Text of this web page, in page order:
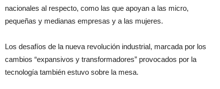
nacionales al respecto, como las que apoyan a las micro,
pequeñas y medianas empresas y a las mujeres.
Los desafíos de la nueva revolución industrial, marcada por los
cambios “expansivos y transformadores” provocados por la
tecnología también estuvo sobre la mesa.